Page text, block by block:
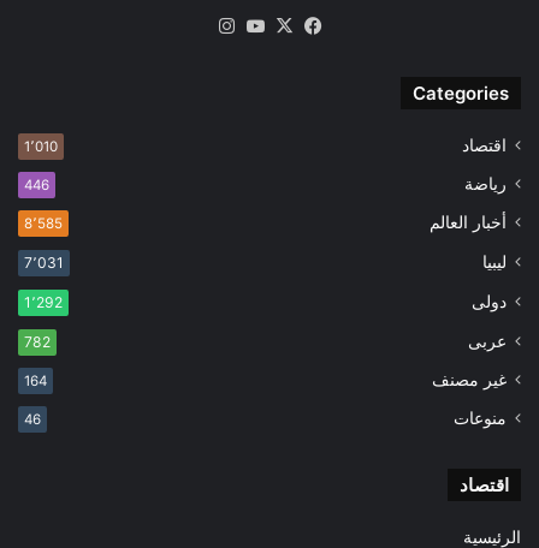
فيسبوك
‫X
‫YouTube
Categories
اقتصاد 1٬010
رياضة 446
أخبار العالم 8٬585
ليبيا 7٬031
دولى 1٬292
عربى 782
غير مصنف 164
منوعات 46
اقتصاد
الرئيسية